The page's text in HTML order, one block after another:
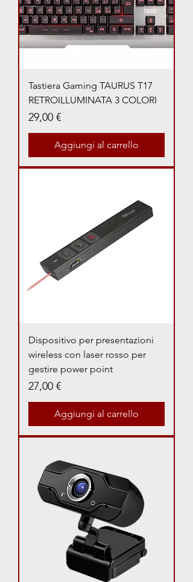
Tastiera Gaming TAURUS T17
RETROILLUMINATA 3 COLORI
Prezzo
29,00 €
Aggiungi al carrello
Dispositivo per presentazioni
wireless con laser rosso per
gestire power point
Prezzo
27,00 €
Aggiungi al carrello